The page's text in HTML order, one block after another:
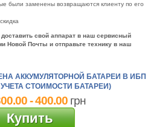
были заменены возвращаются клиенту по его
свой аппарат в наш сервисный
Новой Почты и отправьте технику в наш
АККУМУЛЯТОРНОЙ БАТАРЕИ В ИБП
СТОИМОСТИ БАТАРЕИ)
- 400.00 грн
Купить